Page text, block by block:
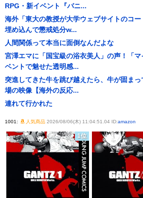
RPG・新イベント『バニ...
海外「東大の教授が大学ウェブサイトのコ
埋め込んで懲戒処分w...
人間関係って本当に面倒なんだよな
宮澤エマに「国宝級の浴衣美人」の声！「
ベントで魅せた透明感...
突進してきた牛を跳び越えたら、牛が固ま
場の映像【海外の反応...
連れて行かれた
1001: 人気商品2026/08/06(木) 11:04:51.04 ID:amazon
1位